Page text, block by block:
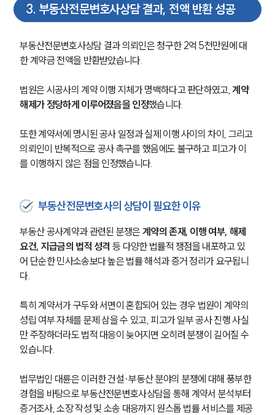
팀소개
대륜의 강점
오시는 길
글로벌 파트너 로펌
고객의 소리
업무사례
주요 업무사례
사례분석/최신동향
고객후기
업무분야
전체
3. 부동산전문변호사상담 결과, 전액 반환 성공
부동산전문변호사상담 결과 의뢰인은 청구한 2억 5천만원에 대
한 계약금 전액을 반환받았습니다.
법원은 시공사의 계약 이행 지체가 명백하다고 판단하였고, 계약
해제가 정당하게 이루어졌음을 인정했습니다.
또한 계약서에 명시된 공사 일정과 실제 이행 사이의 차이, 그리고
의뢰인이 반복적으로 공사 촉구를 했음에도 불구하고 피고가 이
를 이행하지 않은 점을 인정했습니다.
부동산전문변호사의 상담이 필요한 이유
부동산 공사계약과 관련된 분쟁은 계약의 존재, 이행 여부, 해제
요건, 지급금의 법적 성격 등 다양한 법률적 쟁점을 내포하고 있
어 단순한 민사소송보다 높은 법률 해석과 증거 정리가 요구됩니
다.
특히 계약서가 구두와 서면이 혼합되어 있는 경우 법원이 계약의
성립 여부 자체를 문제 삼을 수 있고, 피고가 일부 공사 진행 사실
만 주장하더라도 법적 대응이 늦어지면 오히려 분쟁이 길어질 수
있습니다.
법무법인 대륜은 이러한 건설·부동산 분야의 분쟁에 대해 풍부한
경험을 바탕으로 부동산전문변호사상담을 통해 계약서 분석부터
증거조사, 소장 작성 및 소송 대응까지 원스톱 법률 서비스를 제공